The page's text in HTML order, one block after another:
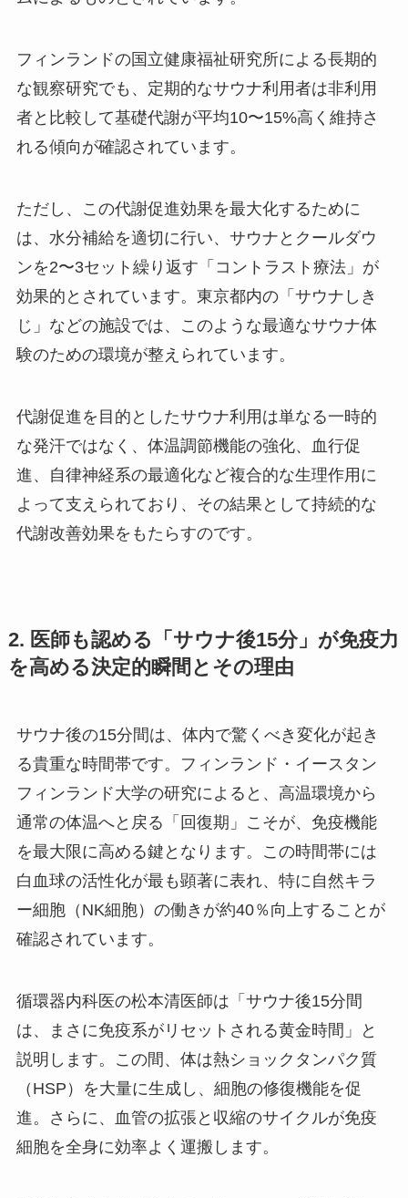
フィンランドの国立健康福祉研究所による長期的
な観察研究でも、定期的なサウナ利用者は非利用
者と比較して基礎代謝が平均10〜15%高く維持さ
れる傾向が確認されています。
ただし、この代謝促進効果を最大化するために
は、水分補給を適切に行い、サウナとクールダウ
ンを2〜3セット繰り返す「コントラスト療法」が
効果的とされています。東京都内の「サウナしき
じ」などの施設では、このような最適なサウナ体
験のための環境が整えられています。
代謝促進を目的としたサウナ利用は単なる一時的
な発汗ではなく、体温調節機能の強化、血行促
進、自律神経系の最適化など複合的な生理作用に
よって支えられており、その結果として持続的な
代謝改善効果をもたらすのです。
2. 医師も認める「サウナ後15分」が免疫力
を高める決定的瞬間とその理由
サウナ後の15分間は、体内で驚くべき変化が起き
る貴重な時間帯です。フィンランド・イースタン
フィンランド大学の研究によると、高温環境から
通常の体温へと戻る「回復期」こそが、免疫機能
を最大限に高める鍵となります。この時間帯には
白血球の活性化が最も顕著に表れ、特に自然キラ
ー細胞（NK細胞）の働きが約40％向上することが
確認されています。
循環器内科医の松本清医師は「サウナ後15分間
は、まさに免疫系がリセットされる黄金時間」と
説明します。この間、体は熱ショックタンパク質
（HSP）を大量に生成し、細胞の修復機能を促
進。さらに、血管の拡張と収縮のサイクルが免疫
細胞を全身に効率よく運搬します。